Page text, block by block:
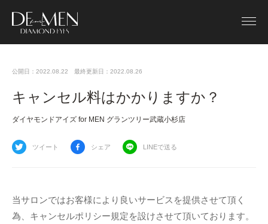
公開日：2022.08.22 最終更新日：2022.08.26
キャンセル料はかかりますか？
ダイヤモンドアイズ for MEN グランツリー武蔵小杉店
ツイート シェア LINEで送る
当サロンではお客様により良いサービスを提供させて頂く
為、キャンセルポリシー規定を設けさせて頂いております。